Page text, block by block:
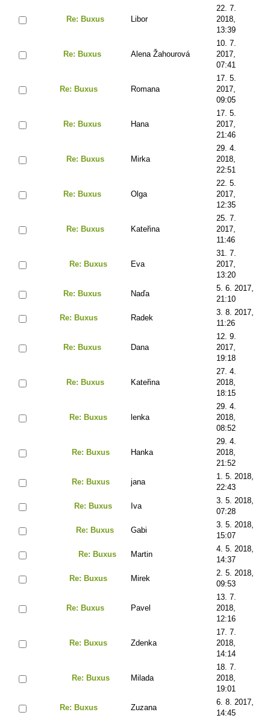
Re: Buxus Libor
22. 7.
2018,
13:39
Re: Buxus Alena Žahourová
10. 7.
2017,
07:41
Re: Buxus Romana
17. 5.
2017,
09:05
Re: Buxus Hana
17. 5.
2017,
21:46
Re: Buxus Mirka
29. 4.
2018,
22:51
Re: Buxus Olga
22. 5.
2017,
12:35
Re: Buxus Kateřina
25. 7.
2017,
11:46
Re: Buxus Eva
31. 7.
2017,
13:20
Re: Buxus Naďa
5. 6. 2017,
21:10
Re: Buxus Radek
3. 8. 2017,
11:26
Re: Buxus Dana
12. 9.
2017,
19:18
Re: Buxus Kateřina
27. 4.
2018,
18:15
Re: Buxus lenka
29. 4.
2018,
08:52
Re: Buxus Hanka
29. 4.
2018,
21:52
Re: Buxus jana
1. 5. 2018,
22:43
Re: Buxus Iva
3. 5. 2018,
07:28
Re: Buxus Gabi
3. 5. 2018,
15:07
Re: Buxus Martin
4. 5. 2018,
14:37
Re: Buxus Mirek
2. 5. 2018,
09:53
Re: Buxus Pavel
13. 7.
2018,
12:16
Re: Buxus Zdenka
17. 7.
2018,
14:14
Re: Buxus Milada
18. 7.
2018,
19:01
Re: Buxus Zuzana
6. 8. 2017,
14:45